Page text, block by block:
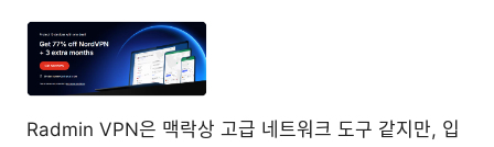
Radmin VPN은 맥락상 고급 네트워크 도구 같지만, 입